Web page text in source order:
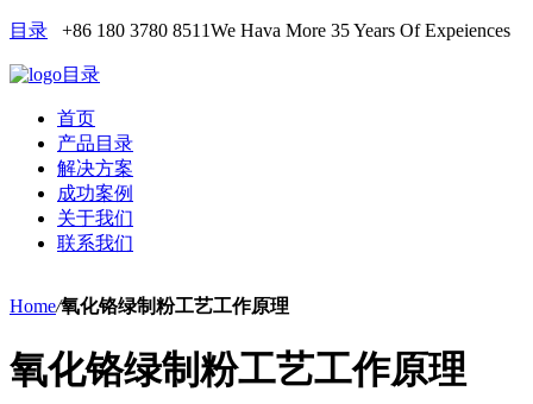
目录 +86 180 3780 8511We Hava More 35 Years Of Expeiences
目录
首页
产品目录
解决方案
成功案例
关于我们
联系我们
Home/氧化铬绿制粉工艺工作原理
氧化铬绿制粉工艺工作原理